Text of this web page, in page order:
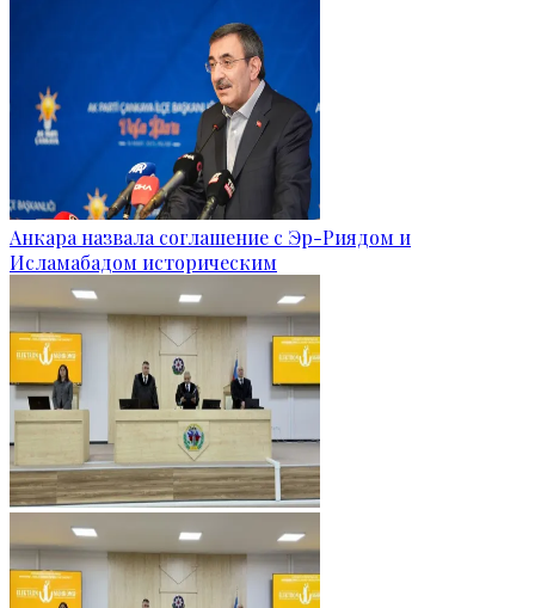
Анкара назвала соглашение с Эр-Риядом и
Исламабадом историческим